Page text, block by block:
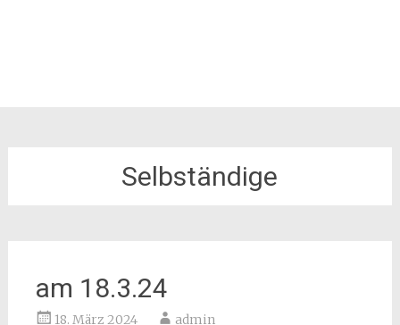
Selbständige
am 18.3.24
18. März 2024 admin